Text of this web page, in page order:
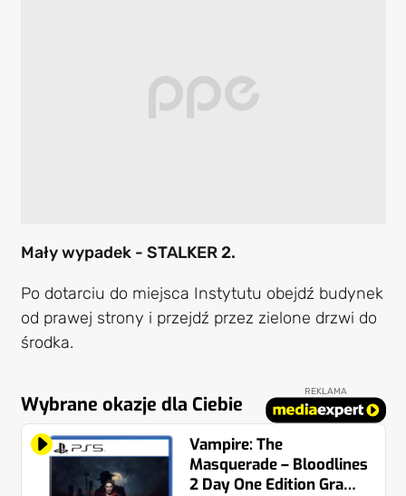
Mały wypadek - STALKER 2.
Po dotarciu do miejsca Instytutu obejdź budynek
od prawej strony i przejdź przez zielone drzwi do
środka.
Wybrane okazje dla Ciebie
REKLAMA
Vampire: The
Masquerade – Bloodlines
2 Day One Edition Gra